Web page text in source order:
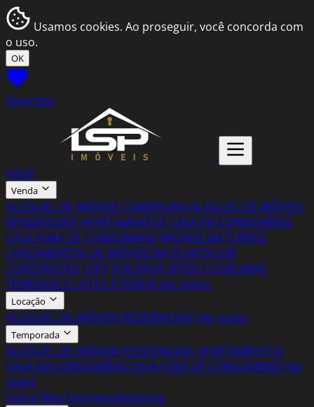
Usamos cookies. Ao proseguir, você concorda com
o uso.
OK
Favoritos
Início
Venda
ALUGUEL DE IMÓVEIS COMERCIAIS ALUGUEL DE IMÓVEIS
RESIDENCIAIS APARTAMENTOS CASA EM CONDOMÍNIO
CASA FORA DE CONDOMINIO IMÓVEIS EM TORRES
LANÇAMENTOS DE IMÓVEIS NA PLANTA/ EM
CONSTRUÇÃO LOFT POUSADASÍTIOS / CHÁCARAS
TERRENOS E LOTES À VENDAVer todos
Locação
ALUGUEL DE IMÓVEIS RESIDENCIAIS Ver todos
Temporada
ALUGUEL DE IMÓVEIS RESIDENCIAIS APARTAMENTOS
CASA EM CONDOMÍNIO CASA FORA DE CONDOMINIOVer
todos
Sobre Blog Empreendimentos